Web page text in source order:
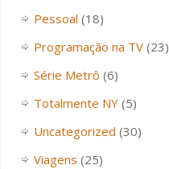
Pessoal (18)
Programação na TV(23)
Série Metrô (6)
Totalmente NY(5)
Uncategorized (30)
Viagens (25)